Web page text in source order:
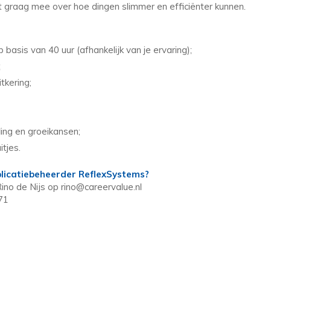
mee over hoe dingen slimmer en efficiënter kunnen.
van 40 uur (afhankelijk van je ervaring);
en groeikansen;
ReflexSystems?
de Nijs op rino@careervalue.nl